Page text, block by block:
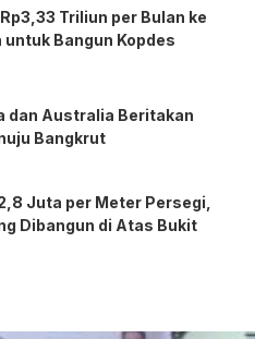
Triliun per Bulan ke
untuk Bangun Kopdes
dan Australia Beritakan
Bangkrut
Juta per Meter Persegi,
Dibangun di Atas Bukit